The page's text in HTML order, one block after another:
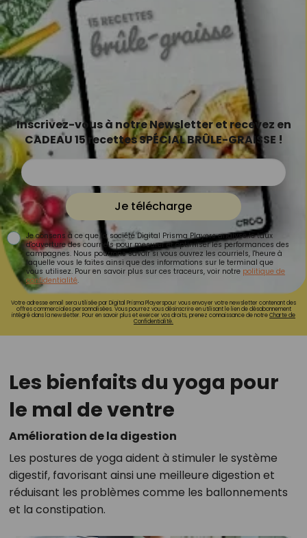
Inscrivez-vous à notre Newsletter et recevez en
CADEAU 15 recettes SPÉCIAL BRÛLE-GRAISSE !
Je télécharge
Je consens à ce que la société Digital Prisma Players analyse le taux
d'ouverture des courriels pour mesurer et optimiser les performances des
campagnes. Nous pourrons savoir si vous ouvrez les courriels, l'heure à
laquelle vous le faites ainsi que des informations sur le terminal que
vous utilisez. Pour en savoir plus sur ces traceurs, voir notre politique de
confidentialité.
Votre adresse email sera utilisée par Digital Prisma Playerspour vous envoyer votre newsletter contenant des
offres commerciales personnalisées. Vous pourrez vous désinscrire en utilisant le lien de désabonnement
intégré dans la newsletter. Pour en savoir plus et exercer vos droits, prenez connaissance de notreCharte de
Confidentialité.
Les bienfaits du yoga pour
le mal de ventre
Amélioration de la digestion
Les postures de yoga aident à stimuler le système
digestif, favorisant ainsi une meilleure digestion et
réduisant les problèmes comme les ballonnements
et la constipation.